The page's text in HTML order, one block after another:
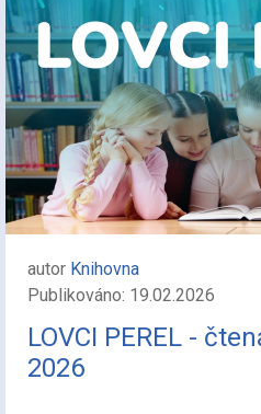
autor Knihovna
Publikováno: 19.02.2026
LOVCI PEREL -
2026